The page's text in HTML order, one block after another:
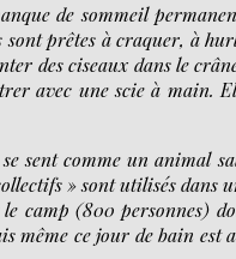
de sommeil
prêtes à craquer, à
des ciseaux dans le
avec une scie à main.
sent comme un animal
» sont utilisés
camp (800 personnes)
même ce jour de bain est